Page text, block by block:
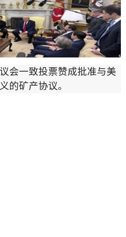
会一致投票赞成批准与美
的矿产协议。